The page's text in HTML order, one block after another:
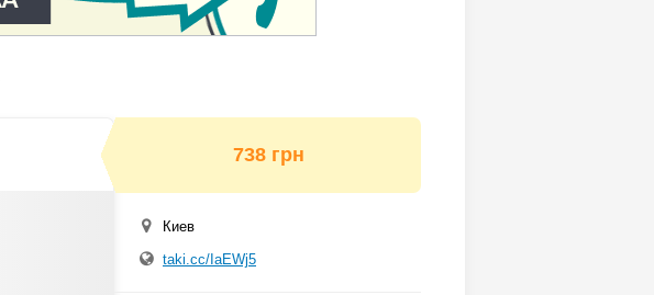
738 грн
Киев
taki.cc/IaEWj5